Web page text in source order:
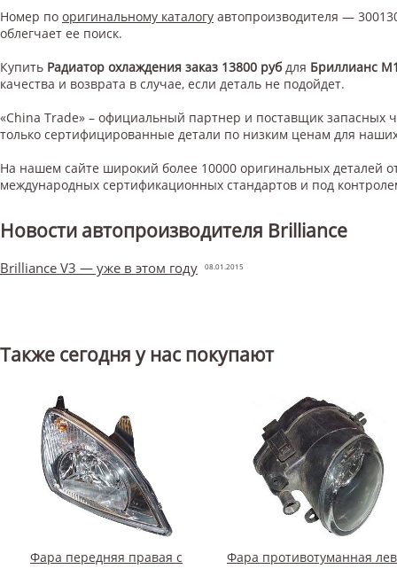
Номер по оригинальному каталогу автопроизводителя —
облегчает ее поиск.
Купить Радиатор охлаждения заказ 13800 руб для Бриллианс
качества и возврата в случае, если деталь не подойдет.
«China Trade» – официальный партнер и поставщик запасных
только сертифицированные детали по низким ценам для
На нашем сайте широкий более 10000 оригинальных деталей
международных сертификационных стандартов и под
Новости автопроизводителя Brilliance
Brilliance V3 — уже в этом году 08.01.2015
Также сегодня у нас покупают
Фара передняя правая с
Фара противотуманная